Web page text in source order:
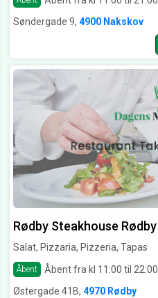
Søndergade 9, 4900 Nakskov
Rødby Steakhouse Rødby
Salat, Pizzaria, Pizzeria, Tapas
Åbent Åbent fra kl 11:00 til 22:00
Østergade 41B, 4970 Rødby